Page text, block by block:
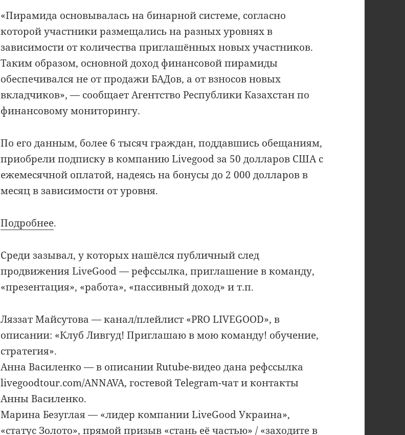
«Пирамида основывалась на бинарной системе, согласно
которой участники размещались на разных уровнях в
зависимости от количества приглашённых новых участников.
Таким образом, основной доход финансовой пирамиды
обеспечивался не от продажи БАДов, а от взносов новых
вкладчиков», — сообщает Агентство Республики Казахстан по
финансовому мониторингу.
По его данным, более 6 тысяч граждан, поддавшись обещаниям,
приобрели подписку в компанию Livegood за 50 долларов США с
ежемесячной оплатой, надеясь на бонусы до 2 000 долларов в
месяц в зависимости от уровня.
Подробнее.
Среди зазывал, у которых нашёлся публичный след
продвижения LiveGood — рефссылка, приглашение в команду,
«презентация», «работа», «пассивный доход» и т.п.
Ляззат Майсутова — канал/плейлист «PRO LIVEGOOD», в
описании: «Клуб Ливгуд! Приглашаю в мою команду! обучение,
стратегия».
Анна Василенко — в описании Rutube-видео дана рефссылка
livegoodtour.com/ANNAVA, гостевой Telegram-чат и контакты
Анны Василенко.
Марина Безуглая — «лидер компании LiveGood Украина»,
«статус Золото», прямой призыв «стань её частью» / «заходите в